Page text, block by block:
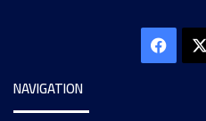
NAVIGATION